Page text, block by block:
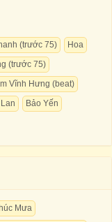
(trước 75)
Hoa
(trước 75)
Vĩnh Hưng (beat)
Bảo Yến
Mưa